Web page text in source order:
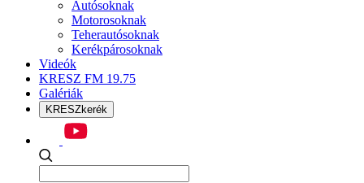
Autósoknak
Motorosoknak
Teherautósoknak
Kerékpárosoknak
Videók
KRESZ FM 19.75
Galériák
KRESZkerék